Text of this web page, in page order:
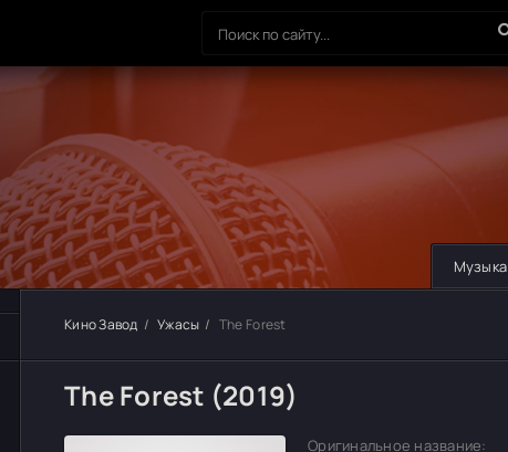
Музыка
Кино Завод Ужасы The Forest
The Forest (2019)
Оригинальное название: